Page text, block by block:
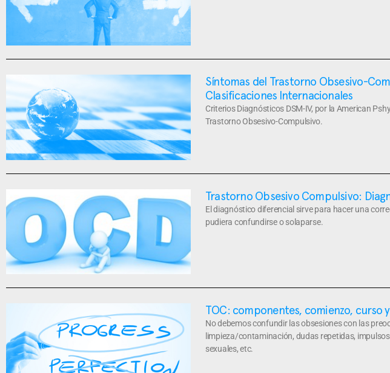
Síntomas del Trastorno Obsesivo-
Clasificaciones Internacionales
Criterios Diagnósticos DSM-IV, por la American
Trastorno Obsesivo-Compulsivo.
Trastorno Obsesivo Compulsivo:
El diagnóstico diferencial sirve para hacer una
pudiera confundirse o solaparse.
TOC: componentes, comienzo, curso
No debemos confundir las obsesiones con las
limpieza/contaminación, dudas repetidas,
sexuales, etc.